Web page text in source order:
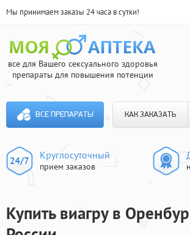
Мы принимаем заказы 24 часа в сутки!
все для Вашего сексуального здоровья
препараты для повышения потенции
ВСЕ ПРЕПАРАТЫ КАК ЗАКАЗАТЬ
Круглосуточный
прием заказов
Купить виагру в